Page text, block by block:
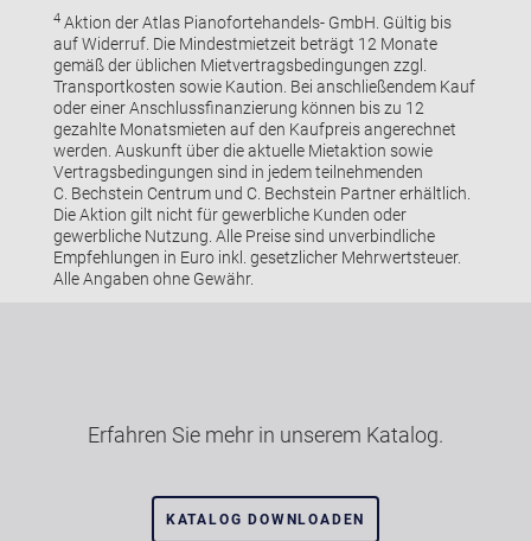
4Aktion der Atlas Pianofortehandels- GmbH. Gültig bis
auf Widerruf. Die Mindestmietzeit beträgt 12 Monate
gemäß der üblichen Mietvertragsbedingungen zzgl.
Transportkosten sowie Kaution. Bei anschließendem Kauf
oder einer Anschlussfinanzierung können bis zu 12
gezahlte Monatsmieten auf den Kaufpreis angerechnet
werden. Auskunft über die aktuelle Mietaktion sowie
Vertragsbedingungen sind in jedem teilnehmenden
C. Bechstein Centrum und C. Bechstein Partner erhältlich.
Die Aktion gilt nicht für gewerbliche Kunden oder
gewerbliche Nutzung. Alle Preise sind unverbindliche
Empfehlungen in Euro inkl. gesetzlicher Mehrwertsteuer.
Alle Angaben ohne Gewähr.
Erfahren Sie mehr in unserem Katalog.
KATALOG DOWNLOADEN